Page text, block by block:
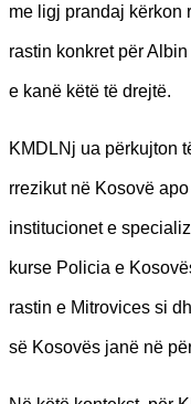
me ligj prandaj kërkon
rastin konkret për
e kanë këtë të drejtë.
KMDLNj ua përkujton
rrezikut në Kosovë
institucionet e
kurse Policia e
rastin e Mitrovices si
së Kosovës janë në